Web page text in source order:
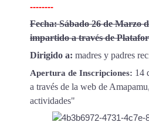
--------
Fecha: Sábado 26 de Marzo
impartido a través de
Dirigido a: madres y padres
Apertura de Inscripciones: 14
a través de la web de
actividades"